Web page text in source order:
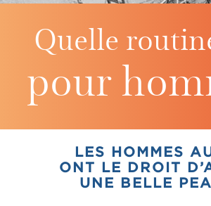
Quelle
pour
LES HOMMES
ONT LE DROIT
UNE BELLE